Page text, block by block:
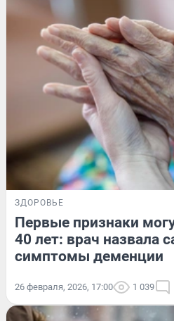
ЗДОРОВЬЕ
Первые признаки
40 лет: врач назвала
симптомы деменции
26 февраля, 2026, 17:00 1 039